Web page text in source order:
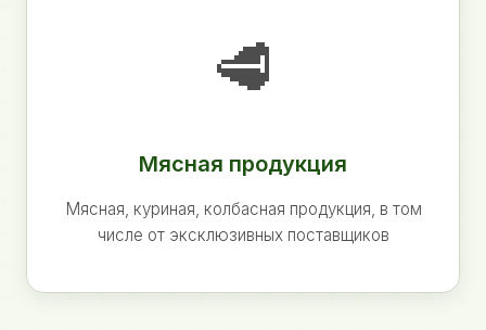
🥩
Мясная продукция
Мясная, куриная, колбасная продукция, в том
числе от эксклюзивных поставщиков